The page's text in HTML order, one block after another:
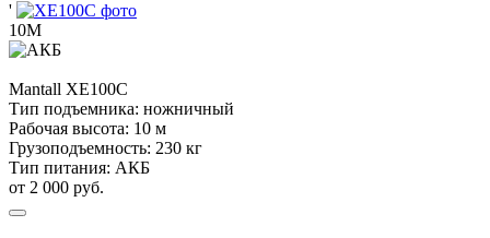
'
10М
Mantall XE100C
Тип подъемника: ножничный
Рабочая высота: 10 м
Грузоподъемность: 230 кг
Тип питания: АКБ
от 2 000 руб.